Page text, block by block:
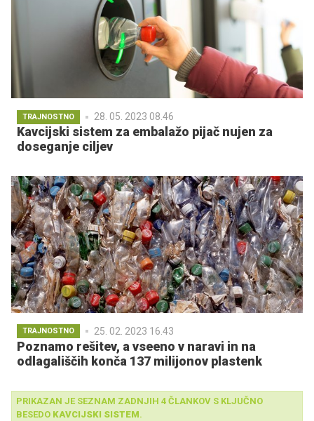
TRAJNOSTNO 28. 05. 2023 08.46
Kavcijski sistem za embalažo pijač nujen za
doseganje ciljev
TRAJNOSTNO 25. 02. 2023 16.43
Poznamo rešitev, a vseeno v naravi in na
odlagališčih konča 137 milijonov plastenk
PRIKAZAN JE SEZNAM ZADNJIH 4 ČLANKOV S KLJUČNO
BESEDO KAVCIJSKI SISTEM.